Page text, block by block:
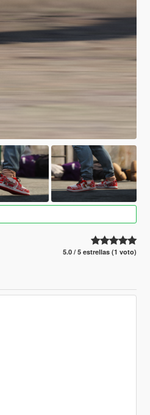
5.0 / 5 estrellas (1 voto)